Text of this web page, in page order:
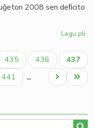
2008 sen deﬁcito
Legu pli
Paĝo
435 Paĝo
436
Aktuala
paĝo
437
Paĝo
441 …
Last
page
Next
page